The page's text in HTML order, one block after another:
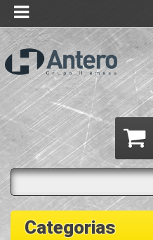
Categorias